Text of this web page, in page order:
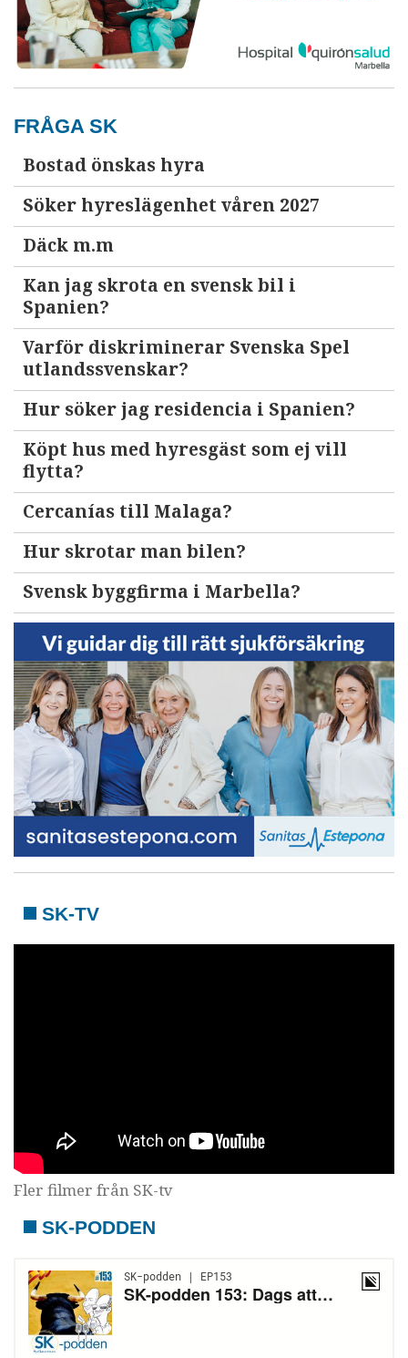
FRÅGA SK
Bostad önskas hyra
Söker hyreslägenhet våren 2027
Däck m.m
Kan jag skrota en svensk bil i
Spanien?
Varför diskriminerar Svenska Spel
utlandssvenskar?
Hur söker jag residencia i Spanien?
Köpt hus med hyresgäst som ej vill
flytta?
Cercanías till Malaga?
Hur skrotar man bilen?
Svensk byggfirma i Marbella?
SK-TV
Fler filmer från SK-tv
SK-PODDEN